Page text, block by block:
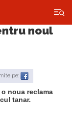
×
noul
pe:
noua reclama
tanar.